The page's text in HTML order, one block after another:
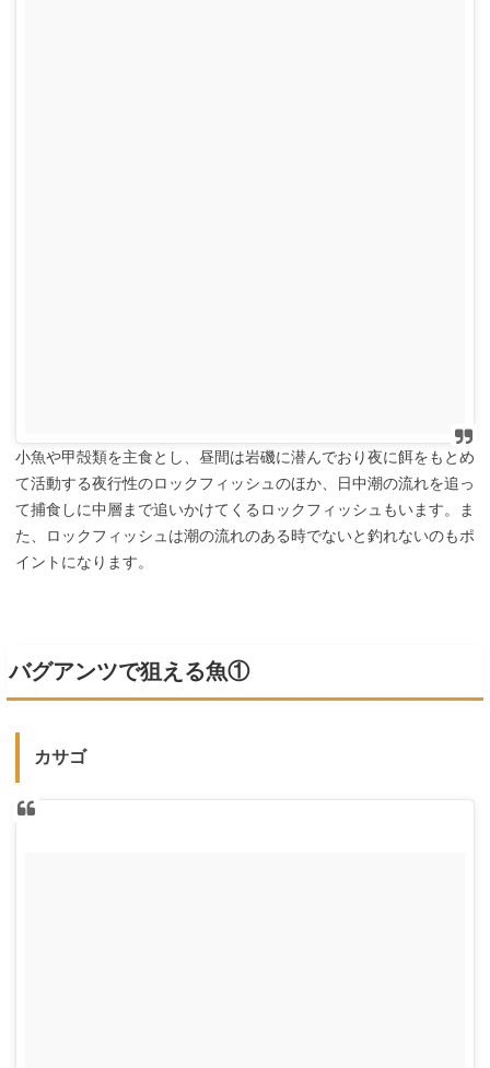
小魚や甲殻類を主食とし、昼間は岩磯に潜んでおり夜に餌をもとめ
て活動する夜行性のロックフィッシュのほか、日中潮の流れを追っ
て捕食しに中層まで追いかけてくるロックフィッシュもいます。ま
た、ロックフィッシュは潮の流れのある時でないと釣れないのもポ
イントになります。
バグアンツで狙える魚①
カサゴ